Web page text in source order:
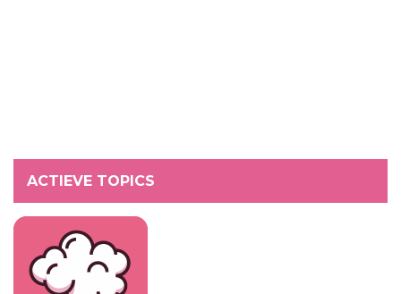
ACTIEVE TOPICS